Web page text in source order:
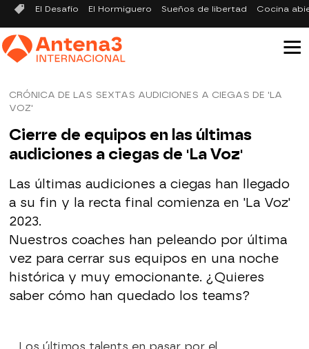
El Desafío El Hormiguero Sueños de libertad Cocina
CRÓNICA DE LAS SEXTAS AUDICIONES A CIEGAS DE 'LA
VOZ'
Cierre de equipos en las últimas
audiciones a ciegas de 'La Voz'
Las últimas audiciones a ciegas han llegado
a su fin y la recta final comienza en 'La Voz'
2023.
Nuestros coaches han peleando por última
vez para cerrar sus equipos en una noche
histórica y muy emocionante. ¿Quieres
saber cómo han quedado los teams?